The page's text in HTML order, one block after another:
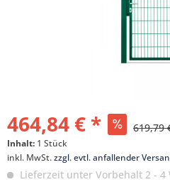
464,84 € * 619,79
Inhalt: 1 Stück
inkl. MwSt.zzgl. evtl. anfallender
Lieferzeit unter Vorbehalt 2 - 4